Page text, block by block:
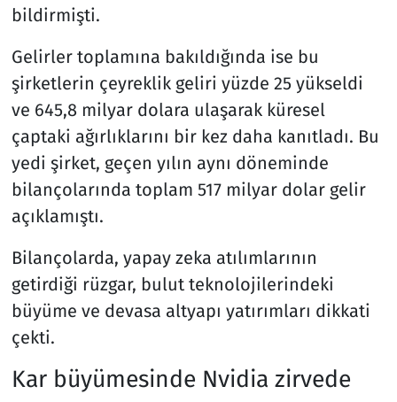
bildirmişti.
Gelirler toplamına bakıldığında ise bu
şirketlerin çeyreklik geliri yüzde 25 yükseldi
ve 645,8 milyar dolara ulaşarak küresel
çaptaki ağırlıklarını bir kez daha kanıtladı. Bu
yedi şirket, geçen yılın aynı döneminde
bilançolarında toplam 517 milyar dolar gelir
açıklamıştı.
Bilançolarda, yapay zeka atılımlarının
getirdiği rüzgar, bulut teknolojilerindeki
büyüme ve devasa altyapı yatırımları dikkati
çekti.
Kar büyümesinde Nvidia zirvede